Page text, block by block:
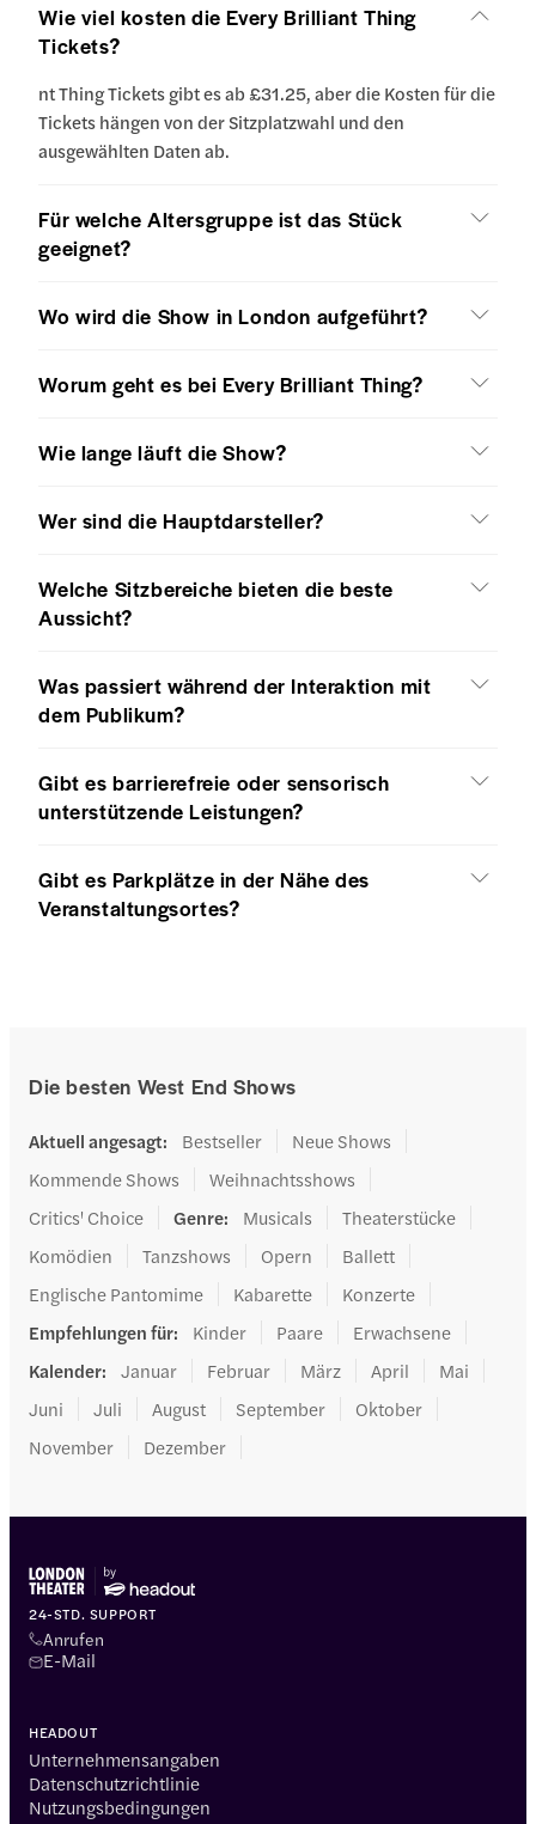
Wie viel kosten die Every Brilliant Thing
Tickets?
nt Thing Tickets gibt es ab £31.25, aber die Kosten für die
Tickets hängen von der Sitzplatzwahl und den
ausgewählten Daten ab.
Für welche Altersgruppe ist das Stück
geeignet?
Wo wird die Show in London aufgeführt?
Worum geht es bei Every Brilliant Thing?
Wie lange läuft die Show?
Wer sind die Hauptdarsteller?
Welche Sitzbereiche bieten die beste
Aussicht?
Was passiert während der Interaktion mit
dem Publikum?
Gibt es barrierefreie oder sensorisch
unterstützende Leistungen?
Gibt es Parkplätze in der Nähe des
Veranstaltungsortes?
Die besten West End Shows
Aktuell angesagt: Bestseller
Neue Shows
Kommende Shows
Weihnachtsshows
Critics' Choice
Genre: Musicals
Theaterstücke
Komödien
Tanzshows Opern
Ballett
Englische Pantomime
Kabarette
Konzerte
Empfehlungen für: Kinder Paare
Erwachsene
Kalender: Januar Februar März April
Mai
Juni
Juli August September
Oktober
November
Dezember
24-STD. SUPPORT
Anrufen
E-Mail
HEADOUT
Unternehmensangaben
Datenschutzrichtlinie
Nutzungsbedingungen